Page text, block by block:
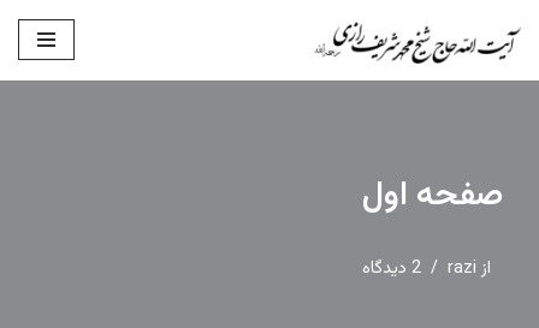
پرش
صفحه اول
از razi 2 دیدگاه